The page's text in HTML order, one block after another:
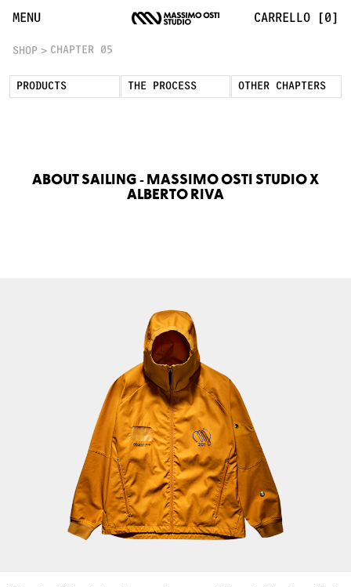
MENU CARRELLO [0]
SHOP CHAPTER 05
PRODUCTS THE PROCESS OTHER CHAPTERS
ABOUT SAILING - MASSIMO OSTI STUDIO X
ALBERTO RIVA
Chapter 05 | Massimo Osti